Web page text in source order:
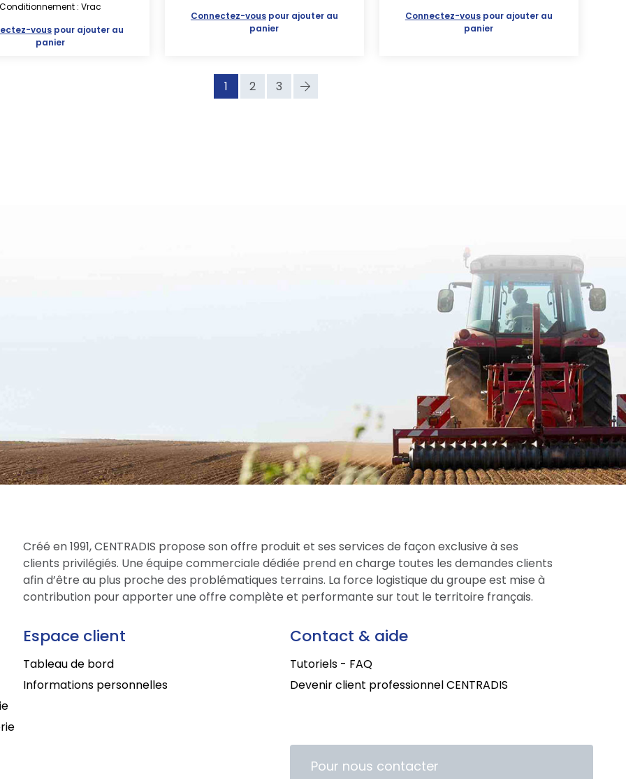
: Vrac
vous pour ajouter au
panier
Connectez-vouspour ajouter au
panier
Connectez-vouspour ajouter au
panier
1 2 3
Créé en 1991, CENTRADIS propose son offre produit et ses services de façon exclusive à ses
clients privilégiés. Une équipe commerciale dédiée prend en charge toutes les demandes clients
afin d’être au plus proche des problématiques terrains. La force logistique du groupe est mise à
contribution pour apporter une offre complète et performante sur tout le territoire français.
Espace client
Tableau de bord
Informations personnelles
Contact & aide
Tutoriels - FAQ
Devenir client professionnel CENTRADIS
Pour nous contacter